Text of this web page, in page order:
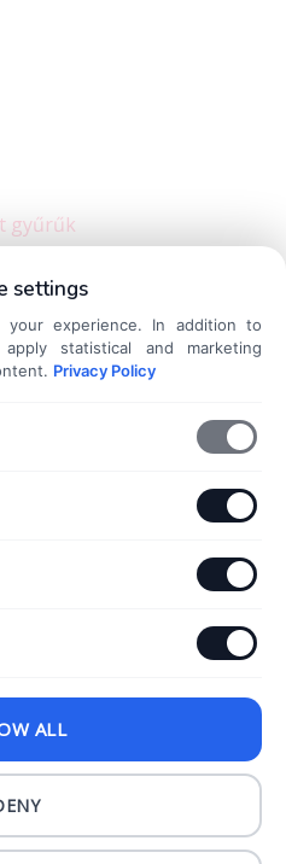
gyűrűk
és medálok
settings
experience. In addition to
statistical and marketing
Privacy Policy
ALL